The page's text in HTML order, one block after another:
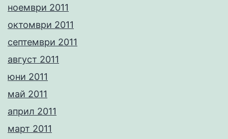
ноември 2011
октомври 2011
септември 2011
август 2011
юни 2011
май 2011
април 2011
март 2011